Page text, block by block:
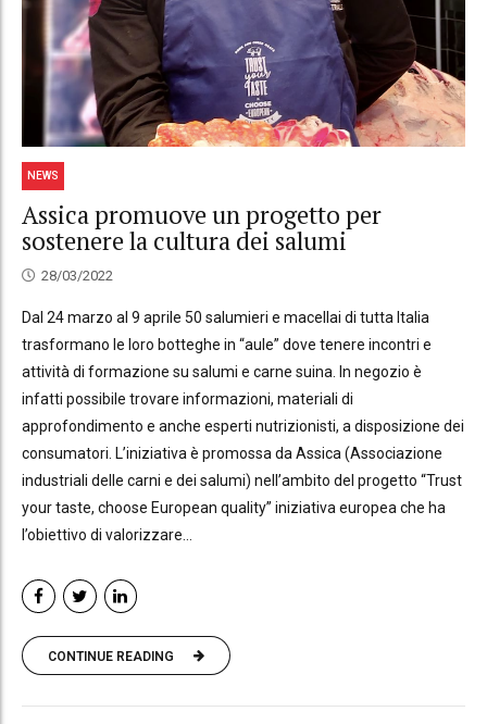
NEWS
Assica promuove un progetto per
sostenere la cultura dei salumi
28/03/2022
Dal 24 marzo al 9 aprile 50 salumieri e macellai di tutta Italia
trasformano le loro botteghe in “aule” dove tenere incontri e
attività di formazione su salumi e carne suina. In negozio è
infatti possibile trovare informazioni, materiali di
approfondimento e anche esperti nutrizionisti, a disposizione dei
consumatori. L’iniziativa è promossa da Assica (Associazione
industriali delle carni e dei salumi) nell’ambito del progetto “Trust
your taste, choose European quality” iniziativa europea che ha
l’obiettivo di valorizzare...
CONTINUE READING